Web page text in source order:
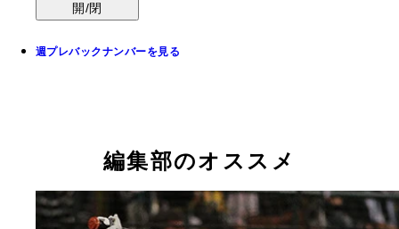
開/閉
週プレバックナンバーを見る
編集部のオススメ